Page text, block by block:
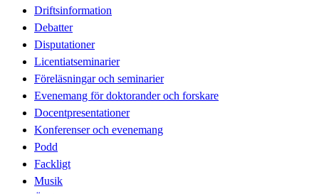
Driftsinformation
Debatter
Disputationer
Licentiatseminarier
Föreläsningar och seminarier
Evenemang för doktorander och forskare
Docentpresentationer
Konferenser och evenemang
Podd
Fackligt
Musik